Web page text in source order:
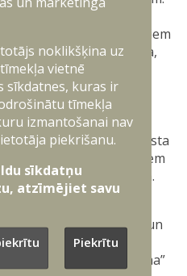
atradās vairākus
ugunsdzēsējiem glābējiem
plaša ūdens zona,
cilvēkiem nebija
uzdevums ir veikt
ūdeņos, tāpēc par
tiek informēts Krasta
un starp iesaistītajiem
darbu īstenošanā.
laikapstākļu dēļ tika
situācijas attīstību un
operācijā iesaistīja
Flote” ledlauzi “Varma”
noklikšķina uz
vietnē
sīkdatnes, kuras ir
tīmekļa
izmantošanai nav
piekrišanu.
sīkdatņu
atzīmējiet savu
Piekrītu